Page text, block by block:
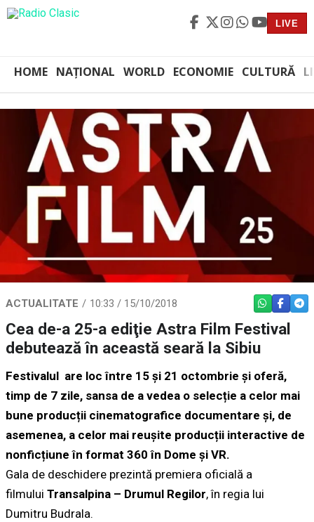
LIVE
HOME NAȚIONAL WORLD ECONOMIE CULTURĂ
ACTUALITATE 10:33 / 15/10/2018 WHATSAPP
Cea de-a 25-a ediţie Astra Film Festival
debutează în această seară la Sibiu
Festivalul are loc între 15 și 21 octombrie și oferă,
timp de 7 zile, sansa de a vedea o selecție a celor mai
bune producții cinematografice documentare și, de
asemenea, a celor mai reușite producții interactive de
nonficțiune în format 360 în Dome și VR.
Gala de deschidere prezintă premiera oficială a
filmului Transalpina – Drumul Regilor, în regia lui
Dumitru Budrala.